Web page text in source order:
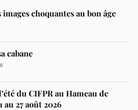
choquantes au bon âge
cabane
du CIFPR au Hameau de
au 27 août 2026